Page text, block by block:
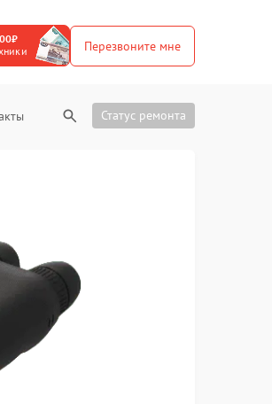
Перезвоните мне
Статус ремонта